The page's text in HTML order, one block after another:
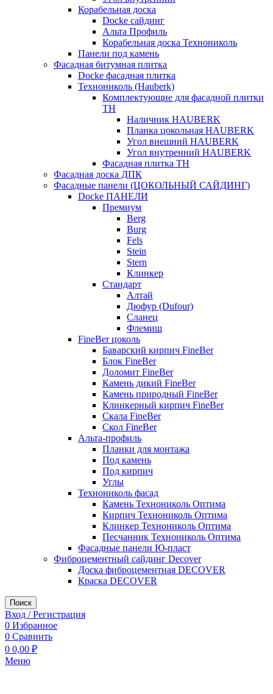
Корабельная доска
Docke сайдинг
Альта Профиль
Корабельная доска Технониколь
Панели под камень
Фасадная битумная плитка
Docke фасадная плитка
Технониколь (Hauberk)
Комплектующие для фасадной плитки
ТН
Наличник HAUBERK
Планка цокольная HAUBERK
Угол внешний HAUBERK
Угол внутренний HAUBERK
Фасадная плитка ТН
Фасадная доска ДПК
Фасадные панели (ЦОКОЛЬНЫЙ САЙДИНГ)
Docke ПАНЕЛИ
Премиум
Berg
Burg
Fels
Stein
Stern
Клинкер
Стандарт
Алтай
Дюфур (Dufour)
Сланец
Флемиш
FineBer цоколь
Баварский кирпич FineBer
Блок FineBer
Доломит FineBer
Камень дикий FineBer
Камень природный FineBer
Клинкерный кирпич FineBer
Скала FineBer
Скол FineBer
Альта-профиль
Планки для монтажа
Под камень
Под кирпич
Углы
Технониколь фасад
Камень Технониколь Оптима
Кирпич Технониколь Оптима
Клинкер Технониколь Оптима
Песчанник Технониколь Оптима
Фасадные панели Ю-пласт
Фиброцементный сайдинг Decover
Доска фиброцементная DECOVER
Краска DECOVER
Поиск
Вход / Регистрация
0 Избранное
0 Сравнить
0 0,00 ₽
Меню